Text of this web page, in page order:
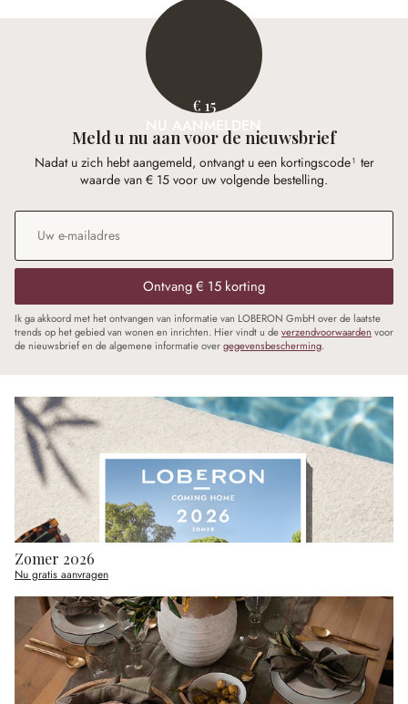
€ 15
NU AANMELDEN
Meld u nu aan voor de nieuwsbrief
Nadat u zich hebt aangemeld, ontvangt u een kortingscode¹ ter
waarde van € 15 voor uw volgende bestelling.
E-mailadres
Ontvang € 15 korting
Ik ga akkoord met het ontvangen van informatie van LOBERON GmbH over de laatste
trends op het gebied van wonen en inrichten. Hier vindt u deverzendvoorwaarden voor
de nieuwsbrief en de algemene informatie overgegevensbescherming.
Zomer 2026
Nu gratis aanvragen